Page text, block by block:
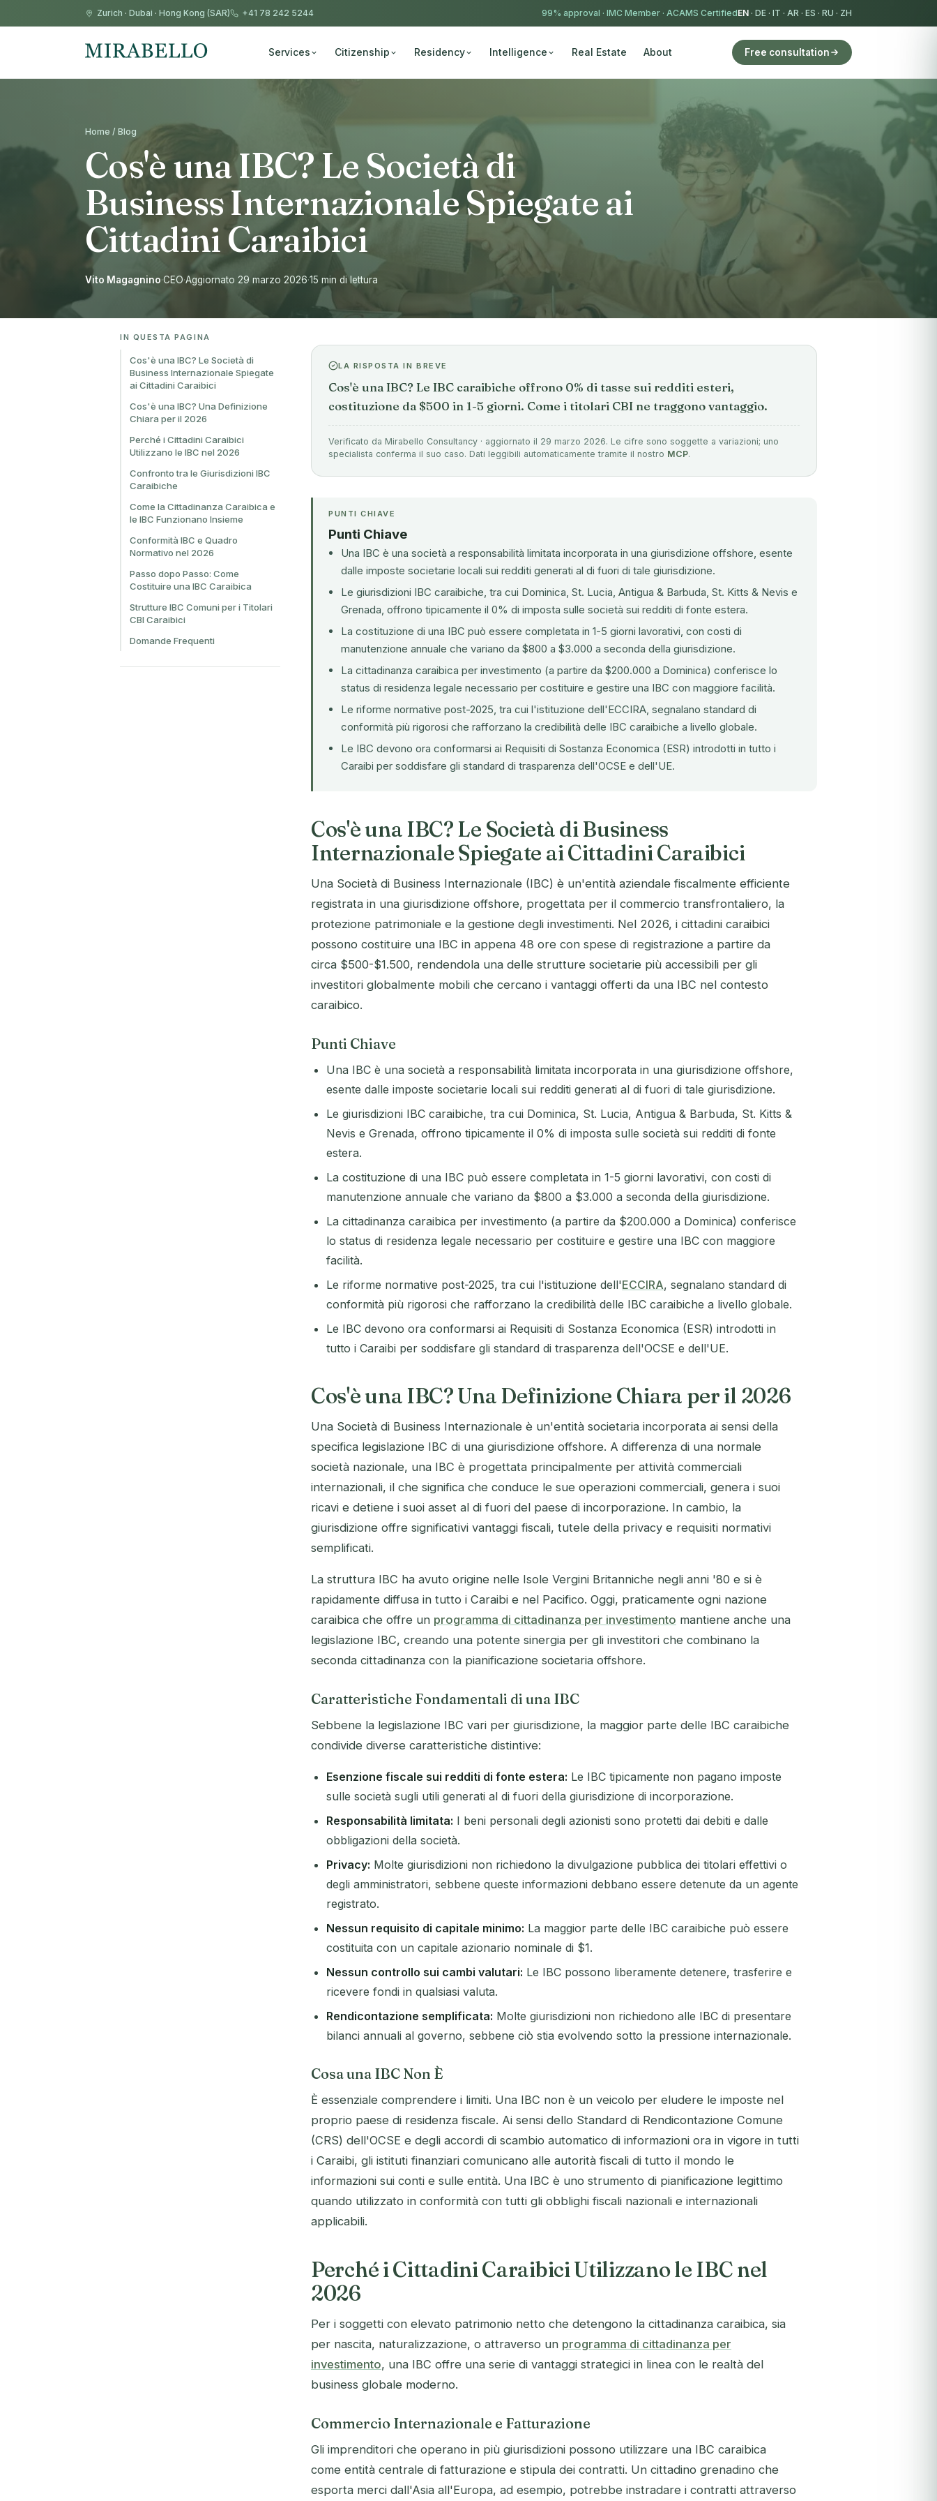
Zurich · Dubai · Hong Kong (SAR) +41 78 242 5244 99% approval · IMC Member · ACAMS CertifiedEN · DE · IT · AR · ES · RU · ZH
Services Citizenship Residency Intelligence Real Estate About Free consultation
Home / Blog
Cos'è una IBC? Le Società di
Business Internazionale Spiegate ai
Cittadini Caraibici
Vito Magagnino·CEO·Aggiornato 29 marzo 2026·15 min di lettura
IN QUESTA PAGINA
Cos'è una IBC? Le Società di
Business Internazionale Spiegate
ai Cittadini Caraibici
Cos'è una IBC? Una Definizione
Chiara per il 2026
Perché i Cittadini Caraibici
Utilizzano le IBC nel 2026
Confronto tra le Giurisdizioni IBC
Caraibiche
Come la Cittadinanza Caraibica e
le IBC Funzionano Insieme
Conformità IBC e Quadro
Normativo nel 2026
Passo dopo Passo: Come
Costituire una IBC Caraibica
Strutture IBC Comuni per i Titolari
CBI Caraibici
Domande Frequenti
LA RISPOSTA IN BREVE
Cos'è una IBC? Le IBC caraibiche offrono 0% di tasse sui redditi esteri,
costituzione da $500 in 1-5 giorni. Come i titolari CBI ne traggono vantaggio.
Verificato da Mirabello Consultancy · aggiornato il 29 marzo 2026. Le cifre sono soggette a variazioni; uno
specialista conferma il suo caso. Dati leggibili automaticamente tramite il nostro MCP.
PUNTI CHIAVE
Punti Chiave
Una IBC è una società a responsabilità limitata incorporata in una giurisdizione offshore, esente
dalle imposte societarie locali sui redditi generati al di fuori di tale giurisdizione.
Le giurisdizioni IBC caraibiche, tra cui Dominica, St. Lucia, Antigua & Barbuda, St. Kitts & Nevis e
Grenada, offrono tipicamente il 0% di imposta sulle società sui redditi di fonte estera.
La costituzione di una IBC può essere completata in 1-5 giorni lavorativi, con costi di
manutenzione annuale che variano da $800 a $3.000 a seconda della giurisdizione.
La cittadinanza caraibica per investimento (a partire da $200.000 a Dominica) conferisce lo
status di residenza legale necessario per costituire e gestire una IBC con maggiore facilità.
Le riforme normative post-2025, tra cui l'istituzione dell'ECCIRA, segnalano standard di
conformità più rigorosi che rafforzano la credibilità delle IBC caraibiche a livello globale.
Le IBC devono ora conformarsi ai Requisiti di Sostanza Economica (ESR) introdotti in tutto i
Caraibi per soddisfare gli standard di trasparenza dell'OCSE e dell'UE.
Cos'è una IBC? Le Società di Business
Internazionale Spiegate ai Cittadini Caraibici
Una Società di Business Internazionale (IBC) è un'entità aziendale fiscalmente efficiente
registrata in una giurisdizione offshore, progettata per il commercio transfrontaliero, la
protezione patrimoniale e la gestione degli investimenti. Nel 2026, i cittadini caraibici
possono costituire una IBC in appena 48 ore con spese di registrazione a partire da
circa $500-$1.500, rendendola una delle strutture societarie più accessibili per gli
investitori globalmente mobili che cercano i vantaggi offerti da una IBC nel contesto
caraibico.
Punti Chiave
Una IBC è una società a responsabilità limitata incorporata in una giurisdizione offshore,
esente dalle imposte societarie locali sui redditi generati al di fuori di tale giurisdizione.
Le giurisdizioni IBC caraibiche, tra cui Dominica, St. Lucia, Antigua & Barbuda, St. Kitts &
Nevis e Grenada, offrono tipicamente il 0% di imposta sulle società sui redditi di fonte
estera.
La costituzione di una IBC può essere completata in 1-5 giorni lavorativi, con costi di
manutenzione annuale che variano da $800 a $3.000 a seconda della giurisdizione.
La cittadinanza caraibica per investimento (a partire da $200.000 a Dominica) conferisce
lo status di residenza legale necessario per costituire e gestire una IBC con maggiore
facilità.
Le riforme normative post-2025, tra cui l'istituzione dell'ECCIRA, segnalano standard di
conformità più rigorosi che rafforzano la credibilità delle IBC caraibiche a livello globale.
Le IBC devono ora conformarsi ai Requisiti di Sostanza Economica (ESR) introdotti in
tutto i Caraibi per soddisfare gli standard di trasparenza dell'OCSE e dell'UE.
Cos'è una IBC? Una Definizione Chiara per il 2026
Una Società di Business Internazionale è un'entità societaria incorporata ai sensi della
specifica legislazione IBC di una giurisdizione offshore. A differenza di una normale
società nazionale, una IBC è progettata principalmente per attività commerciali
internazionali, il che significa che conduce le sue operazioni commerciali, genera i suoi
ricavi e detiene i suoi asset al di fuori del paese di incorporazione. In cambio, la
giurisdizione offre significativi vantaggi fiscali, tutele della privacy e requisiti normativi
semplificati.
La struttura IBC ha avuto origine nelle Isole Vergini Britanniche negli anni '80 e si è
rapidamente diffusa in tutto i Caraibi e nel Pacifico. Oggi, praticamente ogni nazione
caraibica che offre un programma di cittadinanza per investimento mantiene anche una
legislazione IBC, creando una potente sinergia per gli investitori che combinano la
seconda cittadinanza con la pianificazione societaria offshore.
Caratteristiche Fondamentali di una IBC
Sebbene la legislazione IBC vari per giurisdizione, la maggior parte delle IBC caraibiche
condivide diverse caratteristiche distintive:
Esenzione fiscale sui redditi di fonte estera: Le IBC tipicamente non pagano imposte
sulle società sugli utili generati al di fuori della giurisdizione di incorporazione.
Responsabilità limitata: I beni personali degli azionisti sono protetti dai debiti e dalle
obbligazioni della società.
Privacy: Molte giurisdizioni non richiedono la divulgazione pubblica dei titolari effettivi o
degli amministratori, sebbene queste informazioni debbano essere detenute da un agente
registrato.
Nessun requisito di capitale minimo: La maggior parte delle IBC caraibiche può essere
costituita con un capitale azionario nominale di $1.
Nessun controllo sui cambi valutari: Le IBC possono liberamente detenere, trasferire e
ricevere fondi in qualsiasi valuta.
Rendicontazione semplificata: Molte giurisdizioni non richiedono alle IBC di presentare
bilanci annuali al governo, sebbene ciò stia evolvendo sotto la pressione internazionale.
Cosa una IBC Non È
È essenziale comprendere i limiti. Una IBC non è un veicolo per eludere le imposte nel
proprio paese di residenza fiscale. Ai sensi dello Standard di Rendicontazione Comune
(CRS) dell'OCSE e degli accordi di scambio automatico di informazioni ora in vigore in tutti
i Caraibi, gli istituti finanziari comunicano alle autorità fiscali di tutto il mondo le
informazioni sui conti e sulle entità. Una IBC è uno strumento di pianificazione legittimo
quando utilizzato in conformità con tutti gli obblighi fiscali nazionali e internazionali
applicabili.
Perché i Cittadini Caraibici Utilizzano le IBC nel
2026
Per i soggetti con elevato patrimonio netto che detengono la cittadinanza caraibica, sia
per nascita, naturalizzazione, o attraverso un programma di cittadinanza per
investimento, una IBC offre una serie di vantaggi strategici in linea con le realtà del
business globale moderno.
Commercio Internazionale e Fatturazione
Gli imprenditori che operano in più giurisdizioni possono utilizzare una IBC caraibica
come entità centrale di fatturazione e stipula dei contratti. Un cittadino grenadino che
esporta merci dall'Asia all'Europa, ad esempio, potrebbe instradare i contratti attraverso